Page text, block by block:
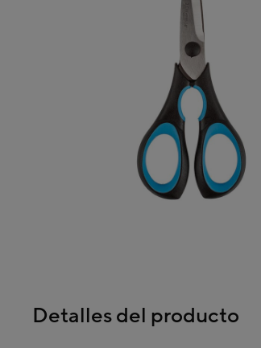
Detalles del producto